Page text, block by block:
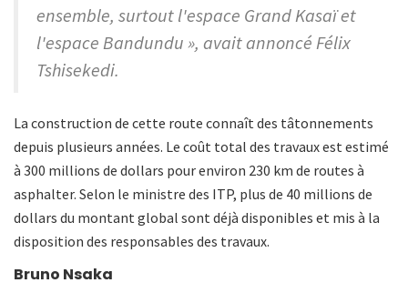
ensemble, surtout l'espace Grand Kasaï et
l'espace Bandundu », avait annoncé Félix
Tshisekedi.
La construction de cette route connaît des tâtonnements
depuis plusieurs années. Le coût total des travaux est estimé
à 300 millions de dollars pour environ 230 km de routes à
asphalter. Selon le ministre des ITP, plus de 40 millions de
dollars du montant global sont déjà disponibles et mis à la
disposition des responsables des travaux.
Bruno Nsaka